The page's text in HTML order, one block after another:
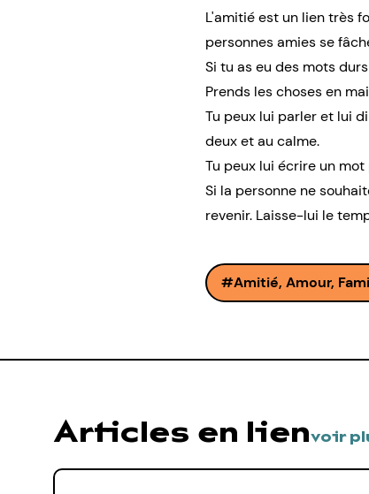
L'amitié est un lien très
personnes amies se
Si tu as eu des mots
Prends les choses en
Tu peux lui parler et lui
deux et au calme.
Tu peux lui écrire un
Si la personne ne
revenir. Laisse-lui le
Amitié, Amour,
Articles en lienvoir